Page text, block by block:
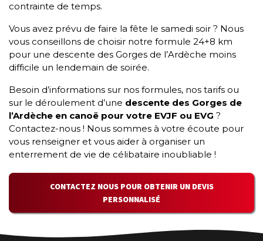
contrainte de temps.
Vous avez prévu de faire la fête le samedi soir ? Nous
vous conseillons de choisir notre formule 24+8 km
pour une descente des Gorges de l’Ardèche moins
difficile un lendemain de soirée.
Besoin d’informations sur nos formules, nos tarifs ou
sur le déroulement d’une descente des Gorges de
l’Ardèche en canoë pour votre EVJF ou EVG ?
Contactez-nous ! Nous sommes à votre écoute pour
vous renseigner et vous aider à organiser un
enterrement de vie de célibataire inoubliable !
CONTACTEZ NOUS POUR OBTENIR UN DEVIS
PERSONNALISÉ